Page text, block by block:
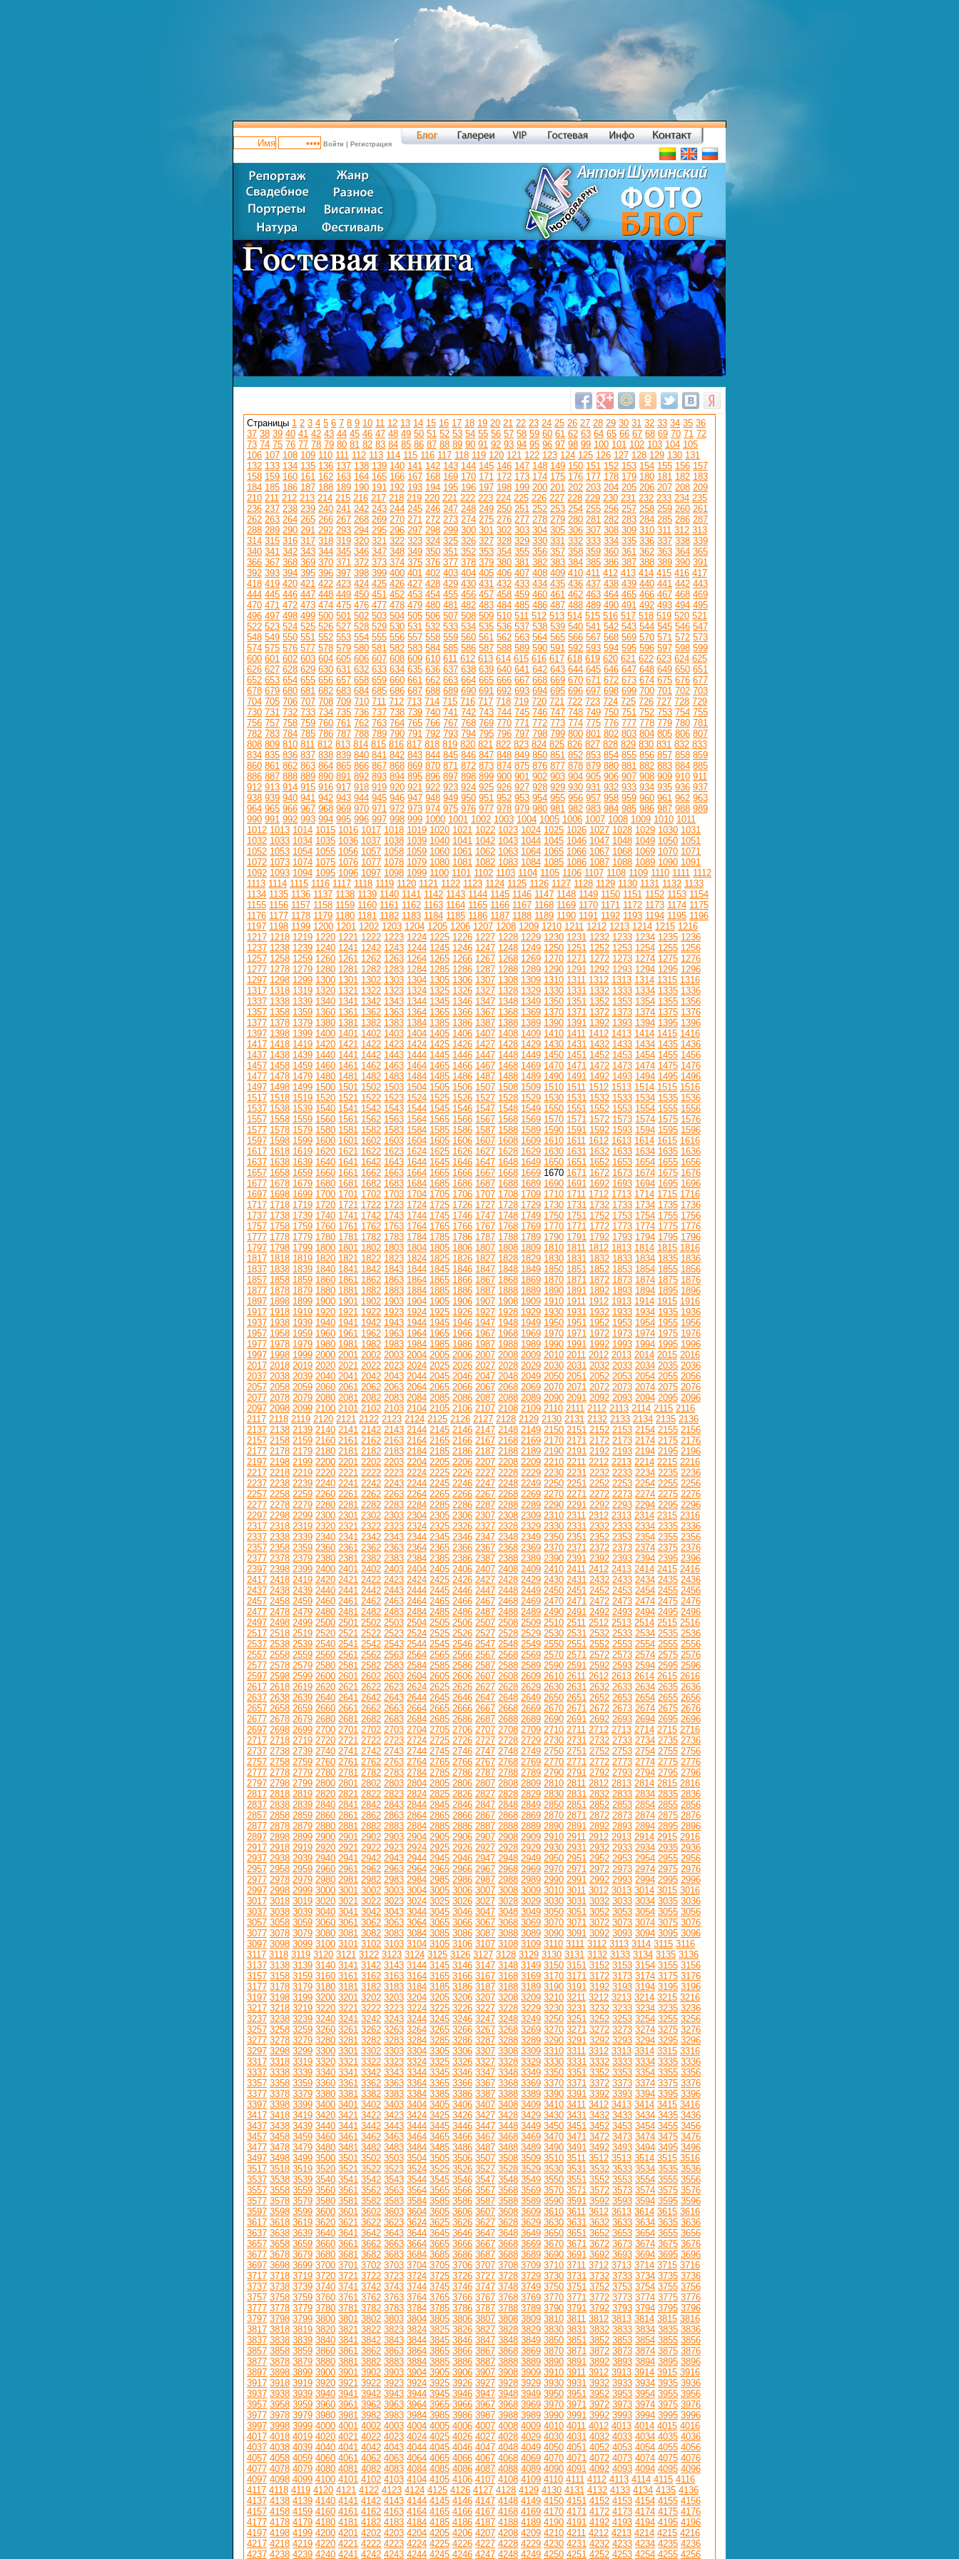
Войти Регистрация
Страницы 1 2 3 4 5 6 7 8 9 10 11 12 13 14 15 16 17 18 19 20 21 22 23 24 25 26 27 28 29 30 31 32 33 34 35 36
37 38 39 40 41 42 43 44 45 46 47 48 49 50 51 52 53 54 55 56 57 58 59 60 61 62 63 64 65 66 67 68 69 70 71 72
73 74 75 76 77 78 79 80 81 82 83 84 85 86 87 88 89 90 91 92 93 94 95 96 97 98 99 100 101 102 103 104 105
106 107 108 109 110 111 112 113 114 115 116 117 118 119 120 121 122 123 124 125 126 127 128 129 130 131
132 133 134 135 136 137 138 139 140 141 142 143 144 145 146 147 148 149 150 151 152 153 154 155 156 157
158 159 160 161 162 163 164 165 166 167 168 169 170 171 172 173 174 175 176 177 178 179 180 181 182 183
184 185 186 187 188 189 190 191 192 193 194 195 196 197 198 199 200 201 202 203 204 205 206 207 208 209
210 211 212 213 214 215 216 217 218 219 220 221 222 223 224 225 226 227 228 229 230 231 232 233 234 235
236 237 238 239 240 241 242 243 244 245 246 247 248 249 250 251 252 253 254 255 256 257 258 259 260 261
262 263 264 265 266 267 268 269 270 271 272 273 274 275 276 277 278 279 280 281 282 283 284 285 286 287
288 289 290 291 292 293 294 295 296 297 298 299 300 301 302 303 304 305 306 307 308 309 310 311 312 313
314 315 316 317 318 319 320 321 322 323 324 325 326 327 328 329 330 331 332 333 334 335 336 337 338 339
340 341 342 343 344 345 346 347 348 349 350 351 352 353 354 355 356 357 358 359 360 361 362 363 364 365
366 367 368 369 370 371 372 373 374 375 376 377 378 379 380 381 382 383 384 385 386 387 388 389 390 391
392 393 394 395 396 397 398 399 400 401 402 403 404 405 406 407 408 409 410 411 412 413 414 415 416 417
418 419 420 421 422 423 424 425 426 427 428 429 430 431 432 433 434 435 436 437 438 439 440 441 442 443
444 445 446 447 448 449 450 451 452 453 454 455 456 457 458 459 460 461 462 463 464 465 466 467 468 469
470 471 472 473 474 475 476 477 478 479 480 481 482 483 484 485 486 487 488 489 490 491 492 493 494 495
496 497 498 499 500 501 502 503 504 505 506 507 508 509 510 511 512 513 514 515 516 517 518 519 520 521
522 523 524 525 526 527 528 529 530 531 532 533 534 535 536 537 538 539 540 541 542 543 544 545 546 547
548 549 550 551 552 553 554 555 556 557 558 559 560 561 562 563 564 565 566 567 568 569 570 571 572 573
574 575 576 577 578 579 580 581 582 583 584 585 586 587 588 589 590 591 592 593 594 595 596 597 598 599
600 601 602 603 604 605 606 607 608 609 610 611 612 613 614 615 616 617 618 619 620 621 622 623 624 625
626 627 628 629 630 631 632 633 634 635 636 637 638 639 640 641 642 643 644 645 646 647 648 649 650 651
652 653 654 655 656 657 658 659 660 661 662 663 664 665 666 667 668 669 670 671 672 673 674 675 676 677
678 679 680 681 682 683 684 685 686 687 688 689 690 691 692 693 694 695 696 697 698 699 700 701 702 703
704 705 706 707 708 709 710 711 712 713 714 715 716 717 718 719 720 721 722 723 724 725 726 727 728 729
730 731 732 733 734 735 736 737 738 739 740 741 742 743 744 745 746 747 748 749 750 751 752 753 754 755
756 757 758 759 760 761 762 763 764 765 766 767 768 769 770 771 772 773 774 775 776 777 778 779 780 781
782 783 784 785 786 787 788 789 790 791 792 793 794 795 796 797 798 799 800 801 802 803 804 805 806 807
808 809 810 811 812 813 814 815 816 817 818 819 820 821 822 823 824 825 826 827 828 829 830 831 832 833
834 835 836 837 838 839 840 841 842 843 844 845 846 847 848 849 850 851 852 853 854 855 856 857 858 859
860 861 862 863 864 865 866 867 868 869 870 871 872 873 874 875 876 877 878 879 880 881 882 883 884 885
886 887 888 889 890 891 892 893 894 895 896 897 898 899 900 901 902 903 904 905 906 907 908 909 910 911
912 913 914 915 916 917 918 919 920 921 922 923 924 925 926 927 928 929 930 931 932 933 934 935 936 937
938 939 940 941 942 943 944 945 946 947 948 949 950 951 952 953 954 955 956 957 958 959 960 961 962 963
964 965 966 967 968 969 970 971 972 973 974 975 976 977 978 979 980 981 982 983 984 985 986 987 988 989
990 991 992 993 994 995 996 997 998 999 1000 1001 1002 1003 1004 1005 1006 1007 1008 1009 1010 1011
1012 1013 1014 1015 1016 1017 1018 1019 1020 1021 1022 1023 1024 1025 1026 1027 1028 1029 1030 1031
1032 1033 1034 1035 1036 1037 1038 1039 1040 1041 1042 1043 1044 1045 1046 1047 1048 1049 1050 1051
1052 1053 1054 1055 1056 1057 1058 1059 1060 1061 1062 1063 1064 1065 1066 1067 1068 1069 1070 1071
1072 1073 1074 1075 1076 1077 1078 1079 1080 1081 1082 1083 1084 1085 1086 1087 1088 1089 1090 1091
1092 1093 1094 1095 1096 1097 1098 1099 1100 1101 1102 1103 1104 1105 1106 1107 1108 1109 1110 1111 1112
1113 1114 1115 1116 1117 1118 1119 1120 1121 1122 1123 1124 1125 1126 1127 1128 1129 1130 1131 1132 1133
1134 1135 1136 1137 1138 1139 1140 1141 1142 1143 1144 1145 1146 1147 1148 1149 1150 1151 1152 1153 1154
1155 1156 1157 1158 1159 1160 1161 1162 1163 1164 1165 1166 1167 1168 1169 1170 1171 1172 1173 1174 1175
1176 1177 1178 1179 1180 1181 1182 1183 1184 1185 1186 1187 1188 1189 1190 1191 1192 1193 1194 1195 1196
1197 1198 1199 1200 1201 1202 1203 1204 1205 1206 1207 1208 1209 1210 1211 1212 1213 1214 1215 1216
1217 1218 1219 1220 1221 1222 1223 1224 1225 1226 1227 1228 1229 1230 1231 1232 1233 1234 1235 1236
1237 1238 1239 1240 1241 1242 1243 1244 1245 1246 1247 1248 1249 1250 1251 1252 1253 1254 1255 1256
1257 1258 1259 1260 1261 1262 1263 1264 1265 1266 1267 1268 1269 1270 1271 1272 1273 1274 1275 1276
1277 1278 1279 1280 1281 1282 1283 1284 1285 1286 1287 1288 1289 1290 1291 1292 1293 1294 1295 1296
1297 1298 1299 1300 1301 1302 1303 1304 1305 1306 1307 1308 1309 1310 1311 1312 1313 1314 1315 1316
1317 1318 1319 1320 1321 1322 1323 1324 1325 1326 1327 1328 1329 1330 1331 1332 1333 1334 1335 1336
1337 1338 1339 1340 1341 1342 1343 1344 1345 1346 1347 1348 1349 1350 1351 1352 1353 1354 1355 1356
1357 1358 1359 1360 1361 1362 1363 1364 1365 1366 1367 1368 1369 1370 1371 1372 1373 1374 1375 1376
1377 1378 1379 1380 1381 1382 1383 1384 1385 1386 1387 1388 1389 1390 1391 1392 1393 1394 1395 1396
1397 1398 1399 1400 1401 1402 1403 1404 1405 1406 1407 1408 1409 1410 1411 1412 1413 1414 1415 1416
1417 1418 1419 1420 1421 1422 1423 1424 1425 1426 1427 1428 1429 1430 1431 1432 1433 1434 1435 1436
1437 1438 1439 1440 1441 1442 1443 1444 1445 1446 1447 1448 1449 1450 1451 1452 1453 1454 1455 1456
1457 1458 1459 1460 1461 1462 1463 1464 1465 1466 1467 1468 1469 1470 1471 1472 1473 1474 1475 1476
1477 1478 1479 1480 1481 1482 1483 1484 1485 1486 1487 1488 1489 1490 1491 1492 1493 1494 1495 1496
1497 1498 1499 1500 1501 1502 1503 1504 1505 1506 1507 1508 1509 1510 1511 1512 1513 1514 1515 1516
1517 1518 1519 1520 1521 1522 1523 1524 1525 1526 1527 1528 1529 1530 1531 1532 1533 1534 1535 1536
1537 1538 1539 1540 1541 1542 1543 1544 1545 1546 1547 1548 1549 1550 1551 1552 1553 1554 1555 1556
1557 1558 1559 1560 1561 1562 1563 1564 1565 1566 1567 1568 1569 1570 1571 1572 1573 1574 1575 1576
1577 1578 1579 1580 1581 1582 1583 1584 1585 1586 1587 1588 1589 1590 1591 1592 1593 1594 1595 1596
1597 1598 1599 1600 1601 1602 1603 1604 1605 1606 1607 1608 1609 1610 1611 1612 1613 1614 1615 1616
1617 1618 1619 1620 1621 1622 1623 1624 1625 1626 1627 1628 1629 1630 1631 1632 1633 1634 1635 1636
1637 1638 1639 1640 1641 1642 1643 1644 1645 1646 1647 1648 1649 1650 1651 1652 1653 1654 1655 1656
1657 1658 1659 1660 1661 1662 1663 1664 1665 1666 1667 1668 1669 1670 1671 1672 1673 1674 1675 1676
1677 1678 1679 1680 1681 1682 1683 1684 1685 1686 1687 1688 1689 1690 1691 1692 1693 1694 1695 1696
1697 1698 1699 1700 1701 1702 1703 1704 1705 1706 1707 1708 1709 1710 1711 1712 1713 1714 1715 1716
1717 1718 1719 1720 1721 1722 1723 1724 1725 1726 1727 1728 1729 1730 1731 1732 1733 1734 1735 1736
1737 1738 1739 1740 1741 1742 1743 1744 1745 1746 1747 1748 1749 1750 1751 1752 1753 1754 1755 1756
1757 1758 1759 1760 1761 1762 1763 1764 1765 1766 1767 1768 1769 1770 1771 1772 1773 1774 1775 1776
1777 1778 1779 1780 1781 1782 1783 1784 1785 1786 1787 1788 1789 1790 1791 1792 1793 1794 1795 1796
1797 1798 1799 1800 1801 1802 1803 1804 1805 1806 1807 1808 1809 1810 1811 1812 1813 1814 1815 1816
1817 1818 1819 1820 1821 1822 1823 1824 1825 1826 1827 1828 1829 1830 1831 1832 1833 1834 1835 1836
1837 1838 1839 1840 1841 1842 1843 1844 1845 1846 1847 1848 1849 1850 1851 1852 1853 1854 1855 1856
1857 1858 1859 1860 1861 1862 1863 1864 1865 1866 1867 1868 1869 1870 1871 1872 1873 1874 1875 1876
1877 1878 1879 1880 1881 1882 1883 1884 1885 1886 1887 1888 1889 1890 1891 1892 1893 1894 1895 1896
1897 1898 1899 1900 1901 1902 1903 1904 1905 1906 1907 1908 1909 1910 1911 1912 1913 1914 1915 1916
1917 1918 1919 1920 1921 1922 1923 1924 1925 1926 1927 1928 1929 1930 1931 1932 1933 1934 1935 1936
1937 1938 1939 1940 1941 1942 1943 1944 1945 1946 1947 1948 1949 1950 1951 1952 1953 1954 1955 1956
1957 1958 1959 1960 1961 1962 1963 1964 1965 1966 1967 1968 1969 1970 1971 1972 1973 1974 1975 1976
1977 1978 1979 1980 1981 1982 1983 1984 1985 1986 1987 1988 1989 1990 1991 1992 1993 1994 1995 1996
1997 1998 1999 2000 2001 2002 2003 2004 2005 2006 2007 2008 2009 2010 2011 2012 2013 2014 2015 2016
2017 2018 2019 2020 2021 2022 2023 2024 2025 2026 2027 2028 2029 2030 2031 2032 2033 2034 2035 2036
2037 2038 2039 2040 2041 2042 2043 2044 2045 2046 2047 2048 2049 2050 2051 2052 2053 2054 2055 2056
2057 2058 2059 2060 2061 2062 2063 2064 2065 2066 2067 2068 2069 2070 2071 2072 2073 2074 2075 2076
2077 2078 2079 2080 2081 2082 2083 2084 2085 2086 2087 2088 2089 2090 2091 2092 2093 2094 2095 2096
2097 2098 2099 2100 2101 2102 2103 2104 2105 2106 2107 2108 2109 2110 2111 2112 2113 2114 2115 2116
2117 2118 2119 2120 2121 2122 2123 2124 2125 2126 2127 2128 2129 2130 2131 2132 2133 2134 2135 2136
2137 2138 2139 2140 2141 2142 2143 2144 2145 2146 2147 2148 2149 2150 2151 2152 2153 2154 2155 2156
2157 2158 2159 2160 2161 2162 2163 2164 2165 2166 2167 2168 2169 2170 2171 2172 2173 2174 2175 2176
2177 2178 2179 2180 2181 2182 2183 2184 2185 2186 2187 2188 2189 2190 2191 2192 2193 2194 2195 2196
2197 2198 2199 2200 2201 2202 2203 2204 2205 2206 2207 2208 2209 2210 2211 2212 2213 2214 2215 2216
2217 2218 2219 2220 2221 2222 2223 2224 2225 2226 2227 2228 2229 2230 2231 2232 2233 2234 2235 2236
2237 2238 2239 2240 2241 2242 2243 2244 2245 2246 2247 2248 2249 2250 2251 2252 2253 2254 2255 2256
2257 2258 2259 2260 2261 2262 2263 2264 2265 2266 2267 2268 2269 2270 2271 2272 2273 2274 2275 2276
2277 2278 2279 2280 2281 2282 2283 2284 2285 2286 2287 2288 2289 2290 2291 2292 2293 2294 2295 2296
2297 2298 2299 2300 2301 2302 2303 2304 2305 2306 2307 2308 2309 2310 2311 2312 2313 2314 2315 2316
2317 2318 2319 2320 2321 2322 2323 2324 2325 2326 2327 2328 2329 2330 2331 2332 2333 2334 2335 2336
2337 2338 2339 2340 2341 2342 2343 2344 2345 2346 2347 2348 2349 2350 2351 2352 2353 2354 2355 2356
2357 2358 2359 2360 2361 2362 2363 2364 2365 2366 2367 2368 2369 2370 2371 2372 2373 2374 2375 2376
2377 2378 2379 2380 2381 2382 2383 2384 2385 2386 2387 2388 2389 2390 2391 2392 2393 2394 2395 2396
2397 2398 2399 2400 2401 2402 2403 2404 2405 2406 2407 2408 2409 2410 2411 2412 2413 2414 2415 2416
2417 2418 2419 2420 2421 2422 2423 2424 2425 2426 2427 2428 2429 2430 2431 2432 2433 2434 2435 2436
2437 2438 2439 2440 2441 2442 2443 2444 2445 2446 2447 2448 2449 2450 2451 2452 2453 2454 2455 2456
2457 2458 2459 2460 2461 2462 2463 2464 2465 2466 2467 2468 2469 2470 2471 2472 2473 2474 2475 2476
2477 2478 2479 2480 2481 2482 2483 2484 2485 2486 2487 2488 2489 2490 2491 2492 2493 2494 2495 2496
2497 2498 2499 2500 2501 2502 2503 2504 2505 2506 2507 2508 2509 2510 2511 2512 2513 2514 2515 2516
2517 2518 2519 2520 2521 2522 2523 2524 2525 2526 2527 2528 2529 2530 2531 2532 2533 2534 2535 2536
2537 2538 2539 2540 2541 2542 2543 2544 2545 2546 2547 2548 2549 2550 2551 2552 2553 2554 2555 2556
2557 2558 2559 2560 2561 2562 2563 2564 2565 2566 2567 2568 2569 2570 2571 2572 2573 2574 2575 2576
2577 2578 2579 2580 2581 2582 2583 2584 2585 2586 2587 2588 2589 2590 2591 2592 2593 2594 2595 2596
2597 2598 2599 2600 2601 2602 2603 2604 2605 2606 2607 2608 2609 2610 2611 2612 2613 2614 2615 2616
2617 2618 2619 2620 2621 2622 2623 2624 2625 2626 2627 2628 2629 2630 2631 2632 2633 2634 2635 2636
2637 2638 2639 2640 2641 2642 2643 2644 2645 2646 2647 2648 2649 2650 2651 2652 2653 2654 2655 2656
2657 2658 2659 2660 2661 2662 2663 2664 2665 2666 2667 2668 2669 2670 2671 2672 2673 2674 2675 2676
2677 2678 2679 2680 2681 2682 2683 2684 2685 2686 2687 2688 2689 2690 2691 2692 2693 2694 2695 2696
2697 2698 2699 2700 2701 2702 2703 2704 2705 2706 2707 2708 2709 2710 2711 2712 2713 2714 2715 2716
2717 2718 2719 2720 2721 2722 2723 2724 2725 2726 2727 2728 2729 2730 2731 2732 2733 2734 2735 2736
2737 2738 2739 2740 2741 2742 2743 2744 2745 2746 2747 2748 2749 2750 2751 2752 2753 2754 2755 2756
2757 2758 2759 2760 2761 2762 2763 2764 2765 2766 2767 2768 2769 2770 2771 2772 2773 2774 2775 2776
2777 2778 2779 2780 2781 2782 2783 2784 2785 2786 2787 2788 2789 2790 2791 2792 2793 2794 2795 2796
2797 2798 2799 2800 2801 2802 2803 2804 2805 2806 2807 2808 2809 2810 2811 2812 2813 2814 2815 2816
2817 2818 2819 2820 2821 2822 2823 2824 2825 2826 2827 2828 2829 2830 2831 2832 2833 2834 2835 2836
2837 2838 2839 2840 2841 2842 2843 2844 2845 2846 2847 2848 2849 2850 2851 2852 2853 2854 2855 2856
2857 2858 2859 2860 2861 2862 2863 2864 2865 2866 2867 2868 2869 2870 2871 2872 2873 2874 2875 2876
2877 2878 2879 2880 2881 2882 2883 2884 2885 2886 2887 2888 2889 2890 2891 2892 2893 2894 2895 2896
2897 2898 2899 2900 2901 2902 2903 2904 2905 2906 2907 2908 2909 2910 2911 2912 2913 2914 2915 2916
2917 2918 2919 2920 2921 2922 2923 2924 2925 2926 2927 2928 2929 2930 2931 2932 2933 2934 2935 2936
2937 2938 2939 2940 2941 2942 2943 2944 2945 2946 2947 2948 2949 2950 2951 2952 2953 2954 2955 2956
2957 2958 2959 2960 2961 2962 2963 2964 2965 2966 2967 2968 2969 2970 2971 2972 2973 2974 2975 2976
2977 2978 2979 2980 2981 2982 2983 2984 2985 2986 2987 2988 2989 2990 2991 2992 2993 2994 2995 2996
2997 2998 2999 3000 3001 3002 3003 3004 3005 3006 3007 3008 3009 3010 3011 3012 3013 3014 3015 3016
3017 3018 3019 3020 3021 3022 3023 3024 3025 3026 3027 3028 3029 3030 3031 3032 3033 3034 3035 3036
3037 3038 3039 3040 3041 3042 3043 3044 3045 3046 3047 3048 3049 3050 3051 3052 3053 3054 3055 3056
3057 3058 3059 3060 3061 3062 3063 3064 3065 3066 3067 3068 3069 3070 3071 3072 3073 3074 3075 3076
3077 3078 3079 3080 3081 3082 3083 3084 3085 3086 3087 3088 3089 3090 3091 3092 3093 3094 3095 3096
3097 3098 3099 3100 3101 3102 3103 3104 3105 3106 3107 3108 3109 3110 3111 3112 3113 3114 3115 3116
3117 3118 3119 3120 3121 3122 3123 3124 3125 3126 3127 3128 3129 3130 3131 3132 3133 3134 3135 3136
3137 3138 3139 3140 3141 3142 3143 3144 3145 3146 3147 3148 3149 3150 3151 3152 3153 3154 3155 3156
3157 3158 3159 3160 3161 3162 3163 3164 3165 3166 3167 3168 3169 3170 3171 3172 3173 3174 3175 3176
3177 3178 3179 3180 3181 3182 3183 3184 3185 3186 3187 3188 3189 3190 3191 3192 3193 3194 3195 3196
3197 3198 3199 3200 3201 3202 3203 3204 3205 3206 3207 3208 3209 3210 3211 3212 3213 3214 3215 3216
3217 3218 3219 3220 3221 3222 3223 3224 3225 3226 3227 3228 3229 3230 3231 3232 3233 3234 3235 3236
3237 3238 3239 3240 3241 3242 3243 3244 3245 3246 3247 3248 3249 3250 3251 3252 3253 3254 3255 3256
3257 3258 3259 3260 3261 3262 3263 3264 3265 3266 3267 3268 3269 3270 3271 3272 3273 3274 3275 3276
3277 3278 3279 3280 3281 3282 3283 3284 3285 3286 3287 3288 3289 3290 3291 3292 3293 3294 3295 3296
3297 3298 3299 3300 3301 3302 3303 3304 3305 3306 3307 3308 3309 3310 3311 3312 3313 3314 3315 3316
3317 3318 3319 3320 3321 3322 3323 3324 3325 3326 3327 3328 3329 3330 3331 3332 3333 3334 3335 3336
3337 3338 3339 3340 3341 3342 3343 3344 3345 3346 3347 3348 3349 3350 3351 3352 3353 3354 3355 3356
3357 3358 3359 3360 3361 3362 3363 3364 3365 3366 3367 3368 3369 3370 3371 3372 3373 3374 3375 3376
3377 3378 3379 3380 3381 3382 3383 3384 3385 3386 3387 3388 3389 3390 3391 3392 3393 3394 3395 3396
3397 3398 3399 3400 3401 3402 3403 3404 3405 3406 3407 3408 3409 3410 3411 3412 3413 3414 3415 3416
3417 3418 3419 3420 3421 3422 3423 3424 3425 3426 3427 3428 3429 3430 3431 3432 3433 3434 3435 3436
3437 3438 3439 3440 3441 3442 3443 3444 3445 3446 3447 3448 3449 3450 3451 3452 3453 3454 3455 3456
3457 3458 3459 3460 3461 3462 3463 3464 3465 3466 3467 3468 3469 3470 3471 3472 3473 3474 3475 3476
3477 3478 3479 3480 3481 3482 3483 3484 3485 3486 3487 3488 3489 3490 3491 3492 3493 3494 3495 3496
3497 3498 3499 3500 3501 3502 3503 3504 3505 3506 3507 3508 3509 3510 3511 3512 3513 3514 3515 3516
3517 3518 3519 3520 3521 3522 3523 3524 3525 3526 3527 3528 3529 3530 3531 3532 3533 3534 3535 3536
3537 3538 3539 3540 3541 3542 3543 3544 3545 3546 3547 3548 3549 3550 3551 3552 3553 3554 3555 3556
3557 3558 3559 3560 3561 3562 3563 3564 3565 3566 3567 3568 3569 3570 3571 3572 3573 3574 3575 3576
3577 3578 3579 3580 3581 3582 3583 3584 3585 3586 3587 3588 3589 3590 3591 3592 3593 3594 3595 3596
3597 3598 3599 3600 3601 3602 3603 3604 3605 3606 3607 3608 3609 3610 3611 3612 3613 3614 3615 3616
3617 3618 3619 3620 3621 3622 3623 3624 3625 3626 3627 3628 3629 3630 3631 3632 3633 3634 3635 3636
3637 3638 3639 3640 3641 3642 3643 3644 3645 3646 3647 3648 3649 3650 3651 3652 3653 3654 3655 3656
3657 3658 3659 3660 3661 3662 3663 3664 3665 3666 3667 3668 3669 3670 3671 3672 3673 3674 3675 3676
3677 3678 3679 3680 3681 3682 3683 3684 3685 3686 3687 3688 3689 3690 3691 3692 3693 3694 3695 3696
3697 3698 3699 3700 3701 3702 3703 3704 3705 3706 3707 3708 3709 3710 3711 3712 3713 3714 3715 3716
3717 3718 3719 3720 3721 3722 3723 3724 3725 3726 3727 3728 3729 3730 3731 3732 3733 3734 3735 3736
3737 3738 3739 3740 3741 3742 3743 3744 3745 3746 3747 3748 3749 3750 3751 3752 3753 3754 3755 3756
3757 3758 3759 3760 3761 3762 3763 3764 3765 3766 3767 3768 3769 3770 3771 3772 3773 3774 3775 3776
3777 3778 3779 3780 3781 3782 3783 3784 3785 3786 3787 3788 3789 3790 3791 3792 3793 3794 3795 3796
3797 3798 3799 3800 3801 3802 3803 3804 3805 3806 3807 3808 3809 3810 3811 3812 3813 3814 3815 3816
3817 3818 3819 3820 3821 3822 3823 3824 3825 3826 3827 3828 3829 3830 3831 3832 3833 3834 3835 3836
3837 3838 3839 3840 3841 3842 3843 3844 3845 3846 3847 3848 3849 3850 3851 3852 3853 3854 3855 3856
3857 3858 3859 3860 3861 3862 3863 3864 3865 3866 3867 3868 3869 3870 3871 3872 3873 3874 3875 3876
3877 3878 3879 3880 3881 3882 3883 3884 3885 3886 3887 3888 3889 3890 3891 3892 3893 3894 3895 3896
3897 3898 3899 3900 3901 3902 3903 3904 3905 3906 3907 3908 3909 3910 3911 3912 3913 3914 3915 3916
3917 3918 3919 3920 3921 3922 3923 3924 3925 3926 3927 3928 3929 3930 3931 3932 3933 3934 3935 3936
3937 3938 3939 3940 3941 3942 3943 3944 3945 3946 3947 3948 3949 3950 3951 3952 3953 3954 3955 3956
3957 3958 3959 3960 3961 3962 3963 3964 3965 3966 3967 3968 3969 3970 3971 3972 3973 3974 3975 3976
3977 3978 3979 3980 3981 3982 3983 3984 3985 3986 3987 3988 3989 3990 3991 3992 3993 3994 3995 3996
3997 3998 3999 4000 4001 4002 4003 4004 4005 4006 4007 4008 4009 4010 4011 4012 4013 4014 4015 4016
4017 4018 4019 4020 4021 4022 4023 4024 4025 4026 4027 4028 4029 4030 4031 4032 4033 4034 4035 4036
4037 4038 4039 4040 4041 4042 4043 4044 4045 4046 4047 4048 4049 4050 4051 4052 4053 4054 4055 4056
4057 4058 4059 4060 4061 4062 4063 4064 4065 4066 4067 4068 4069 4070 4071 4072 4073 4074 4075 4076
4077 4078 4079 4080 4081 4082 4083 4084 4085 4086 4087 4088 4089 4090 4091 4092 4093 4094 4095 4096
4097 4098 4099 4100 4101 4102 4103 4104 4105 4106 4107 4108 4109 4110 4111 4112 4113 4114 4115 4116
4117 4118 4119 4120 4121 4122 4123 4124 4125 4126 4127 4128 4129 4130 4131 4132 4133 4134 4135 4136
4137 4138 4139 4140 4141 4142 4143 4144 4145 4146 4147 4148 4149 4150 4151 4152 4153 4154 4155 4156
4157 4158 4159 4160 4161 4162 4163 4164 4165 4166 4167 4168 4169 4170 4171 4172 4173 4174 4175 4176
4177 4178 4179 4180 4181 4182 4183 4184 4185 4186 4187 4188 4189 4190 4191 4192 4193 4194 4195 4196
4197 4198 4199 4200 4201 4202 4203 4204 4205 4206 4207 4208 4209 4210 4211 4212 4213 4214 4215 4216
4217 4218 4219 4220 4221 4222 4223 4224 4225 4226 4227 4228 4229 4230 4231 4232 4233 4234 4235 4236
4237 4238 4239 4240 4241 4242 4243 4244 4245 4246 4247 4248 4249 4250 4251 4252 4253 4254 4255 4256